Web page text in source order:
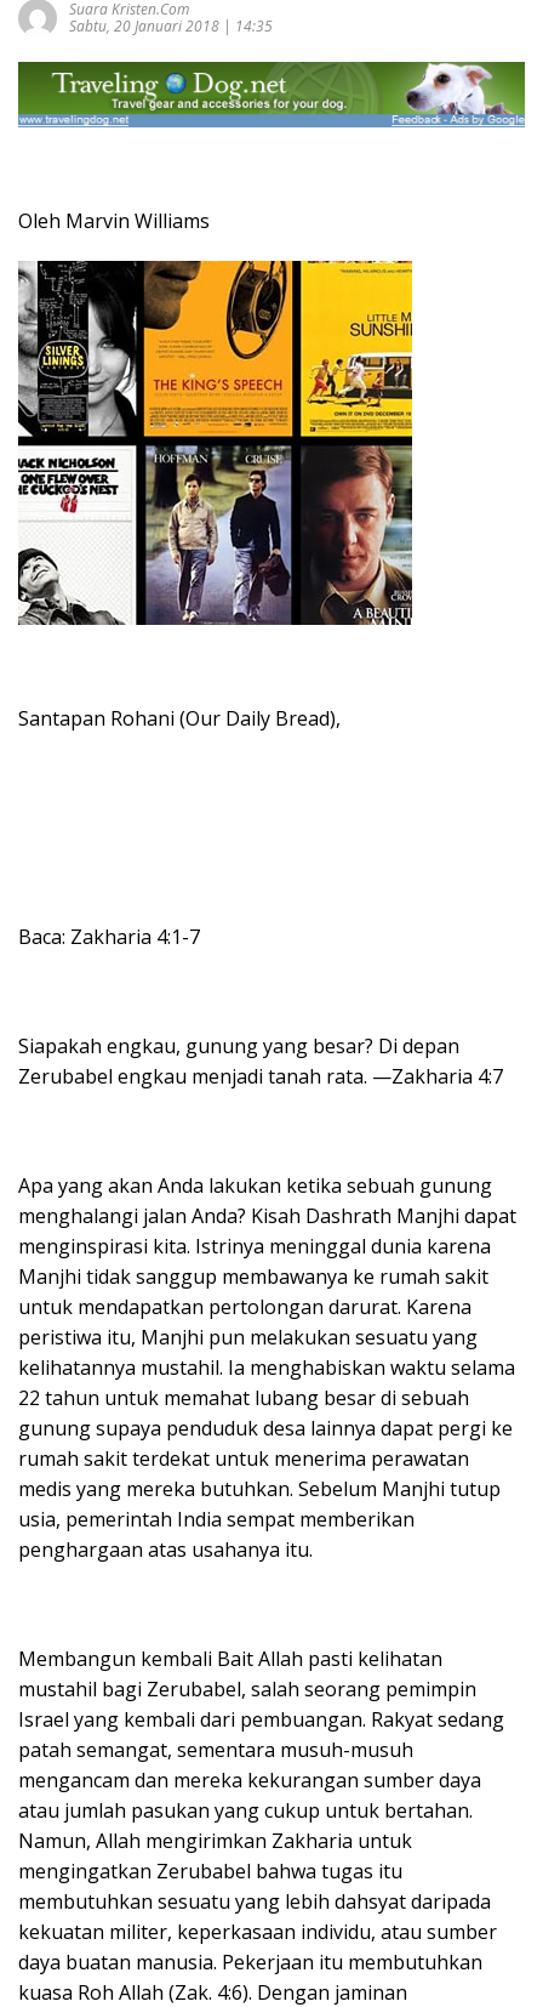
Suara Kristen.com
Sabtu, 20 Januari 2018 | 14:35
Oleh Marvin Williams
Santapan Rohani (Our Daily Bread),
Baca: Zakharia 4:1-7
Siapakah engkau, gunung yang besar? Di depan
Zerubabel engkau menjadi tanah rata. —Zakharia 4:7
Apa yang akan Anda lakukan ketika sebuah gunung
menghalangi jalan Anda? Kisah Dashrath Manjhi dapat
menginspirasi kita. Istrinya meninggal dunia karena
Manjhi tidak sanggup membawanya ke rumah sakit
untuk mendapatkan pertolongan darurat. Karena
peristiwa itu, Manjhi pun melakukan sesuatu yang
kelihatannya mustahil. Ia menghabiskan waktu selama
22 tahun untuk memahat lubang besar di sebuah
gunung supaya penduduk desa lainnya dapat pergi ke
rumah sakit terdekat untuk menerima perawatan
medis yang mereka butuhkan. Sebelum Manjhi tutup
usia, pemerintah India sempat memberikan
penghargaan atas usahanya itu.
Membangun kembali Bait Allah pasti kelihatan
mustahil bagi Zerubabel, salah seorang pemimpin
Israel yang kembali dari pembuangan. Rakyat sedang
patah semangat, sementara musuh-musuh
mengancam dan mereka kekurangan sumber daya
atau jumlah pasukan yang cukup untuk bertahan.
Namun, Allah mengirimkan Zakharia untuk
mengingatkan Zerubabel bahwa tugas itu
membutuhkan sesuatu yang lebih dahsyat daripada
kekuatan militer, keperkasaan individu, atau sumber
daya buatan manusia. Pekerjaan itu membutuhkan
kuasa Roh Allah (Zak. 4:6). Dengan jaminan